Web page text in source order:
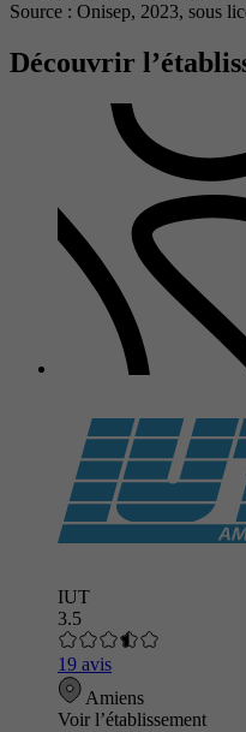
Source : Onisep, 2023, sous
Découvrir
IUT
3.5
19 avis
Amiens
Voir l’établissement